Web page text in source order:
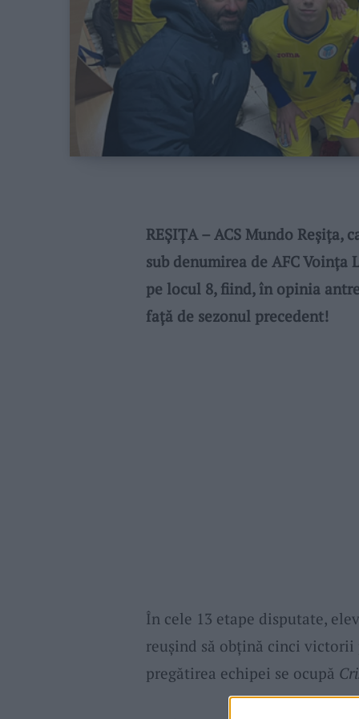
REȘIȚA – ACS Mundo
sub denumirea de AFC
pe locul 8, fiind, în opinia
față de sezonul precedent!
În cele 13 etape disputate,
reușind să obțină cinci victorii
pregătirea echipei se ocupă